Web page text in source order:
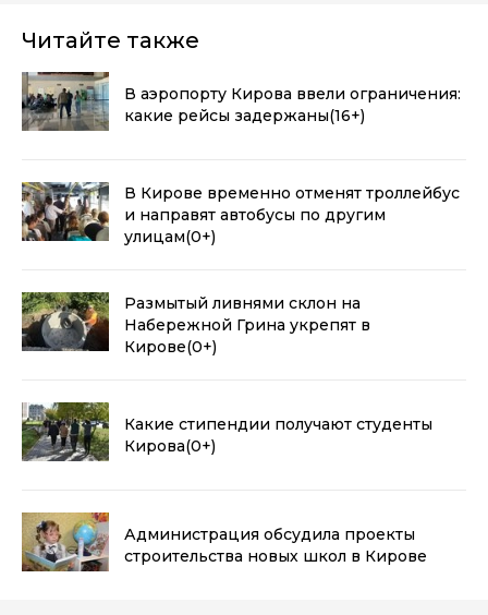
Читайте также
В аэропорту Кирова ввели ограничения:
какие рейсы задержаны(16+)
В Кирове временно отменят троллейбус
и направят автобусы по другим
улицам(0+)
Размытый ливнями склон на
Набережной Грина укрепят в
Кирове(0+)
Какие стипендии получают студенты
Кирова(0+)
Администрация обсудила проекты
строительства новых школ в Кирове